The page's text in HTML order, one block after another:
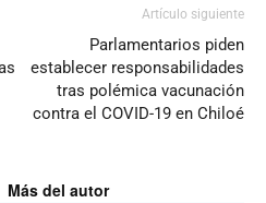
Artículo siguiente
Parlamentarios piden
establecer responsabilidades
tras polémica vacunación
contra el COVID-19 en Chiloé
Más del autor